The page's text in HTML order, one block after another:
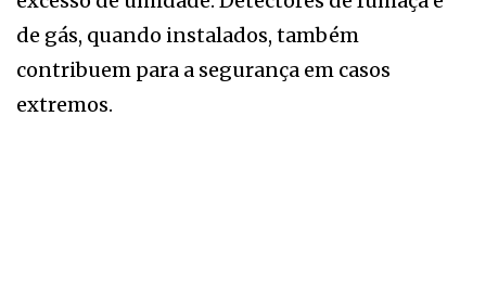
de gás, quando instalados, também
contribuem para a segurança em casos
extremos.